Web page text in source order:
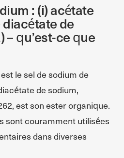
: (i) acétate
de
– qu’est-ce que
le sel de sodium de
de sodium,
est son ester organique.
sont couramment utilisées
dans diverses